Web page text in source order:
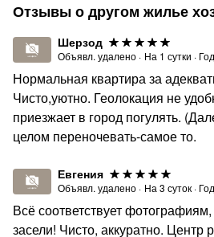
Отзывы о другом жилье
Шерзод
Объявл. удалено · На 1 сутки ·
Нормальная квартира за
Чисто,уютно. Геолокация не
приезжает в город погулять.
целом переночевать-самое то.
Евгения
Объявл. удалено · На 3 суток ·
Всё соответствует
засели! Чисто, аккуратно. Центр